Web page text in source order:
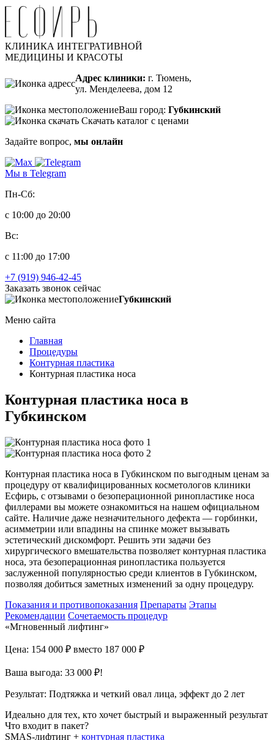
КЛИНИКА ИНТЕГРАТИВНОЙ
МЕДИЦИНЫ И КРАСОТЫ
Адрес клиники: г. Тюмень,
ул. Менделеева, дом 12
Ваш город: Губкинский
Скачать каталог с ценами
Задайте вопрос, мы онлайн
Мы в Telegram
Пн-Сб:
с 10:00 до 20:00
Вс:
с 11:00 до 17:00
+7 (919) 946-42-45
Заказать звонок сейчас
Губкинский
Меню сайта
Главная
Процедуры
Контурная пластика
Контурная пластика носа
Контурная пластика носа в
Губкинском
Контурная пластика носа в Губкинском по выгодным ценам за
процедуру от квалифицированных косметологов клиники
Есфирь, с отзывами о безоперационной ринопластике носа
филлерами вы можете ознакомиться на нашем официальном
сайте. Наличие даже незначительного дефекта — горбинки,
асимметрии или впадины на спинке может вызывать
эстетический дискомфорт. Решить эти задачи без
хирургического вмешательства позволяет контурная пластика
носа, эта безоперационная ринопластика пользуется
заслуженной популярностью среди клиентов в Губкинском,
позволяя добиться заметных изменений за одну процедуру.
Показания и противопоказания Препараты Этапы
Рекомендации Сочетаемость процедур
«Мгновенный лифтинг»
Цена: 154 000 ₽ вместо 187 000 ₽
Ваша выгода: 33 000 ₽!
Результат: Подтяжка и четкий овал лица, эффект до 2 лет
Идеально для тех, кто хочет быстрый и выраженный результат
Что входит в пакет?
SMAS-лифтинг + контурная пластика